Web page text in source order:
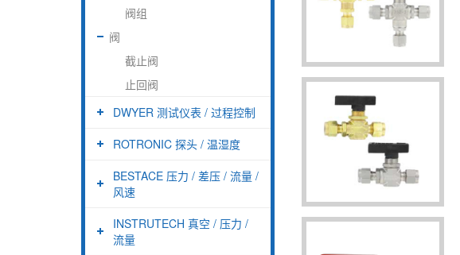
阀组
阀
截止阀
止回阀
DWYER 测试仪表 / 过程控制
ROTRONIC 探头 / 温湿度
BESTACE 压力 / 差压 / 流量 /
风速
INSTRUTECH 真空 / 压力 /
流量